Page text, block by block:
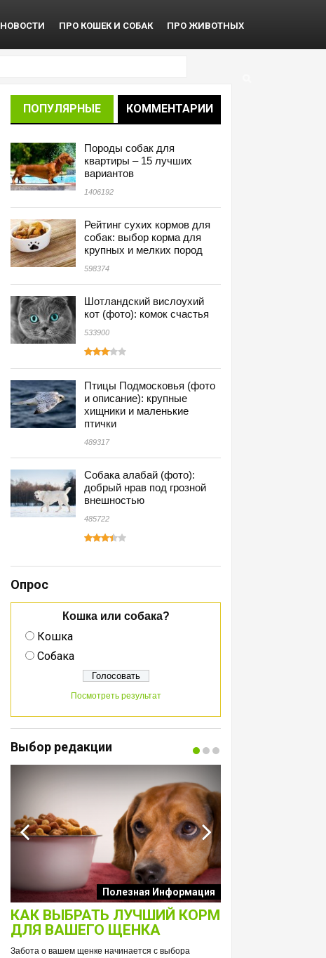
НОВОСТИ ПРО КОШЕК И СОБАК ПРО ЖИВОТНЫХ
ПОПУЛЯРНЫЕ КОММЕНТАРИИ
Породы собак для
квартиры – 15 лучших
вариантов
1406192
Рейтинг сухих кормов для
собак: выбор корма для
крупных и мелких пород
598374
Шотландский вислоухий
кот (фото): комок счастья
533900
Птицы Подмосковья (фото
и описание): крупные
хищники и маленькие
птички
489317
Собака алабай (фото):
добрый нрав под грозной
внешностью
485722
Опрос
Кошка или собака?
Кошка
Собака
Посмотреть результат
Выбор редакции
Полезная Информация
КАК ВЫБРАТЬ ЛУЧШИЙ КОРМ
ДЛЯ ВАШЕГО ЩЕНКА
Забота о вашем щенке начинается с выбора